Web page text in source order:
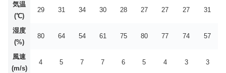
気温
(℃)
29 31 34 30 28 27 27 27 31
湿度
(%)
80 64 54 61 75 80 77 74 57
風速
(m/s)
4 5 7 7 6 5 4 3 3